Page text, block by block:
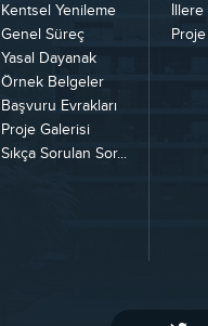
Kentsel Yenileme
Genel Süreç
Yasal Dayanak
Örnek Belgeler
Başvuru Evrakları
Proje Galerisi
Sıkça Sorulan Sor...